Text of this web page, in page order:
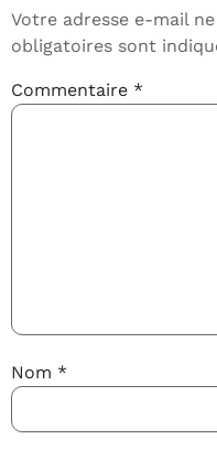
Votre adresse e-mail
obligatoires sont
Commentaire *
Nom *